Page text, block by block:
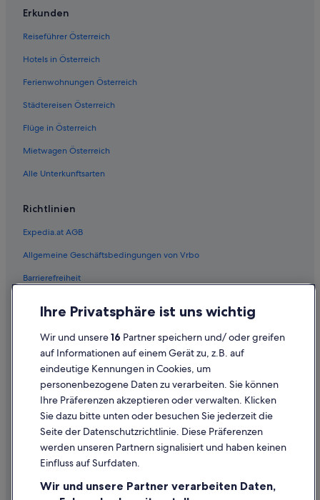
Familien in Skiathos
Hotels mit Restaurant in Skiathos
Romantische in Skiathos
Luxus in Skiathos
Hotel-Resorts in Skiathos
Strand in Skiathos
Pensionen in Skiathos
All-Inclusive- in Skiathos-Stadt
Hotels mit Fitnessbereich in Skiathos-Stadt
Skiathos-Stadt Hotels
Hotels nahe Strand Megali Ammos
Hotels nahe Strand von Achladies
Hotels nahe Strand von Kastro
Hotels nahe Strand von Megas Gialos
Xanemos: Hotels
Erkunden
Reiseführer Österreich
Hotels in Österreich
Ferienwohnungen Österreich
Städtereisen Österreich
Flüge in Österreich
Mietwagen Österreich
Alle Unterkunftsarten
Richtlinien
Expedia.at AGB
Allgemeine Geschäftsbedingungen von Vrbo
Barrierefreiheit
Rechtliche Hinweise/Kontakt
Inhaltsrichtlinien und Melden von Inhalten
Hilfe
Hilfe
Rückerstattungsprozess und Zeitrahmen
Ihre Privatsphäre ist uns wichtig
Wir und unsere16 Partner speichern und/ oder greifen
auf Informationen auf einem Gerät zu, z.B. auf
eindeutige Kennungen in Cookies, um
personenbezogene Daten zu verarbeiten. Sie können
Ihre Präferenzen akzeptieren oder verwalten. Klicken
Sie dazu bitte unten oder besuchen Sie jederzeit die
Seite der Datenschutzrichtlinie. Diese Präferenzen
werden unseren Partnern signalisiert und haben keinen
Einfluss auf Surfdaten.
Wir und unsere Partner verarbeiten Daten,